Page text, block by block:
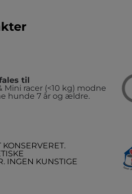
til
Mini racer (<10 kg) modne
hunde 7 år og ældre.
KONSERVERET.
INGEN KUNSTIGE